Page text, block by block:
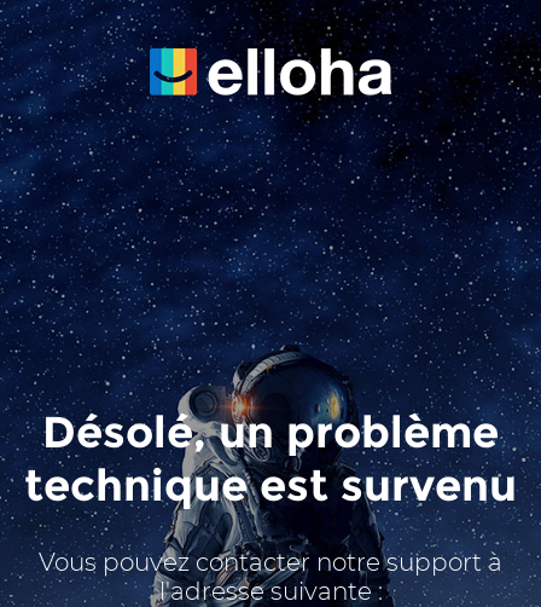
Désolé, un problème
technique est survenu
Vous pouvez contacter notre support à
l'adresse suivante :